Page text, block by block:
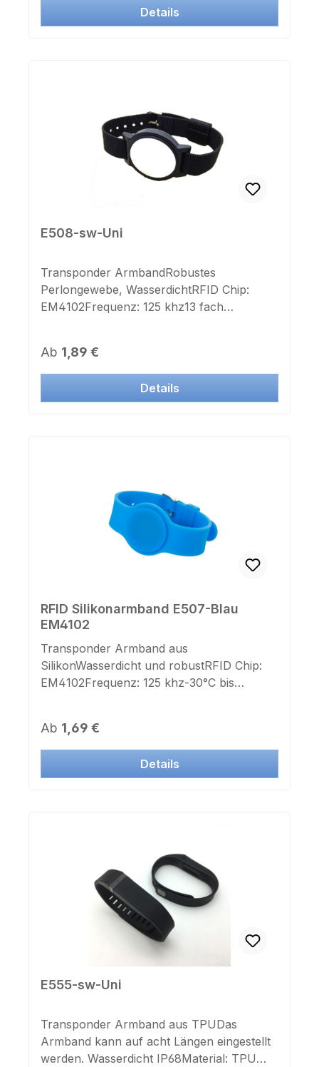
Details
E508-sw-Uni
Transponder ArmbandRobustes
Perlongewebe, WasserdichtRFID Chip:
EM4102Frequenz: 125 khz13 fach
vieler Hersteller einsetzbar.Jetzt auch mit
IK und ZK Nummer als Aufkleber lieferbar.
Regulärer Preis:
Ab 1,89 €
Details
RFID Silikonarmband E507-Blau
EM4102
Transponder Armband aus
SilikonWasserdicht und robustRFID Chip:
EM4102Frequenz: 125 khz-30°C bis
BandlängeFarbe: blau Jetzt auch mit IK
und ZK Nummer als Aufkleber lieferbar.
Regulärer Preis:
Ab 1,69 €
Details
E555-sw-Uni
Transponder Armband aus TPUDas
Armband kann auf acht Längen eingestellt
werden. Wasserdicht IP68Material: TPU